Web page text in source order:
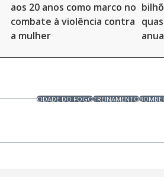
aos 20 anos como marco no
combate à violência contra
a mulher
CIDADE DO FOGOTREINAMENTO